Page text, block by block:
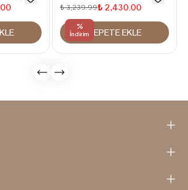
%
İndirim
Sırt Çantası
₺ 3,239.99₺ 2,430.00
SEPETE EKLE